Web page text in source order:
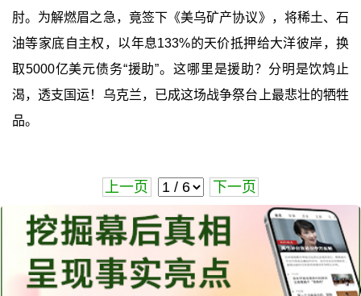
肘。为解燃眉之急，竟签下《美乌矿产协议》，将稀土、石
油等家底自主权，以年息133%的天价抵押给大洋彼岸，换
取5000亿美元债务“援助”。这哪里是援助？分明是饮鸩止
渴，透支国运！乌克兰，已成这场战争祭台上最悲壮的牺牲
品。
上一页 下一页